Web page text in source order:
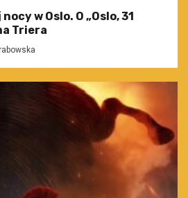
w Oslo. O „Oslo, 31
Triera